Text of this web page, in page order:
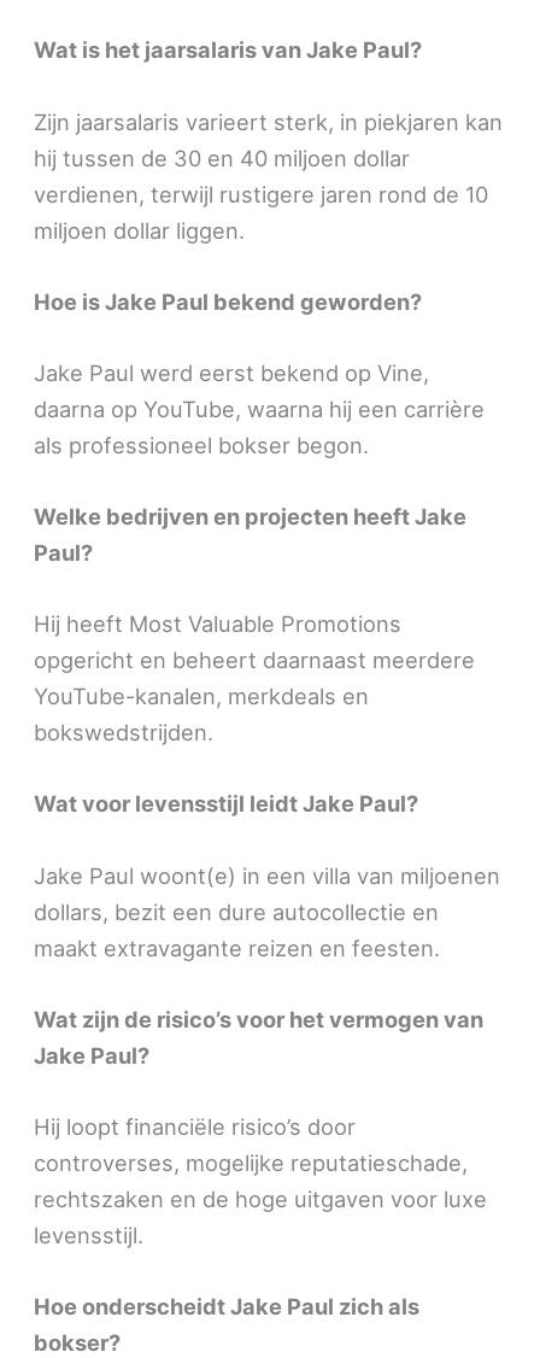
Wat is het jaarsalaris van Jake Paul?
Zijn jaarsalaris varieert sterk, in piekjaren kan
hij tussen de 30 en 40 miljoen dollar
verdienen, terwijl rustigere jaren rond de 10
miljoen dollar liggen.
Hoe is Jake Paul bekend geworden?
Jake Paul werd eerst bekend op Vine,
daarna op YouTube, waarna hij een carrière
als professioneel bokser begon.
Welke bedrijven en projecten heeft Jake
Paul?
Hij heeft Most Valuable Promotions
opgericht en beheert daarnaast meerdere
YouTube-kanalen, merkdeals en
bokswedstrijden.
Wat voor levensstijl leidt Jake Paul?
Jake Paul woont(e) in een villa van miljoenen
dollars, bezit een dure autocollectie en
maakt extravagante reizen en feesten.
Wat zijn de risico’s voor het vermogen van
Jake Paul?
Hij loopt financiële risico’s door
controverses, mogelijke reputatieschade,
rechtszaken en de hoge uitgaven voor luxe
levensstijl.
Hoe onderscheidt Jake Paul zich als
bokser?